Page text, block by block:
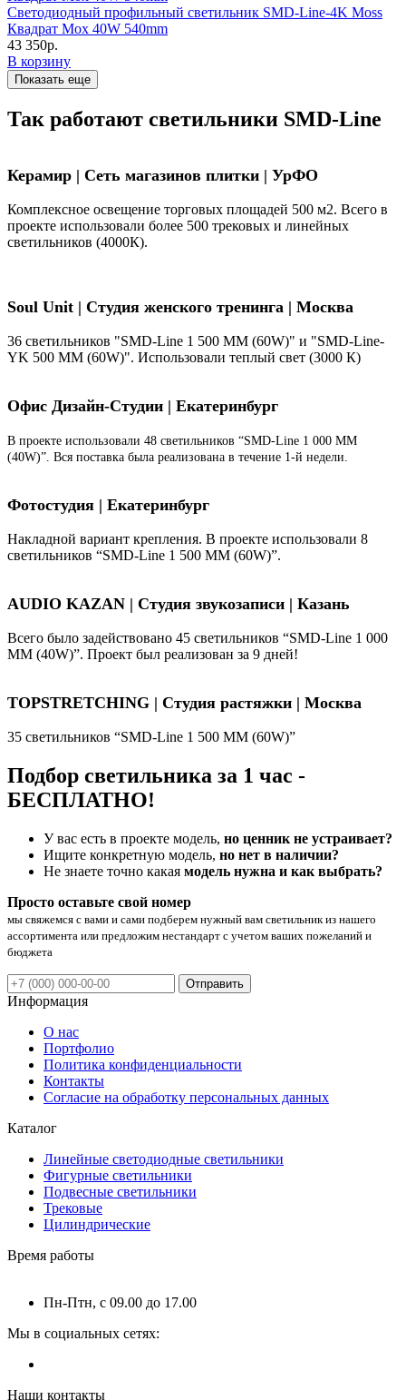
Светодиодный профильный светильник SMD-Line-4K Moss
Квадрат Мох 40W 540mm
43 350р.
В корзину
Показать еще
Так работают светильники SMD-Line
Керамир | Сеть магазинов плитки | УрФО
Комплексное освещение торговых площадей 500 м2. Всего в
проекте использовали более 500 трековых и линейных
светильников (4000К).
Soul Unit | Студия женского тренинга | Москва
36 светильников "SMD-Line 1 500 ММ (60W)" и "SMD-Line-
YK 500 ММ (60W)". Использовали теплый свет (3000 К)
Офис Дизайн-Студии | Екатеринбург
В проекте использовали 48 светильников “SMD-Line 1 000 ММ
(40W)”. Вся поставка была реализована в течение 1-й недели.
Фотостудия | Екатеринбург
Накладной вариант крепления. В проекте использовали 8
светильников “SMD-Line 1 500 ММ (60W)”.
AUDIO KAZAN | Студия звукозаписи | Казань
Всего было задействовано 45 светильников “SMD-Line 1 000
ММ (40W)”. Проект был реализован за 9 дней!
TOPSTRETCHING | Студия растяжки | Москва
35 светильников “SMD-Line 1 500 ММ (60W)”
Подбор светильника за 1 час -
БЕСПЛАТНО!
У вас есть в проекте модель, но ценник не устраивает?
Ищите конкретную модель, но нет в наличии?
Не знаете точно какая модель нужна и как выбрать?
Просто оставьте свой номер
мы свяжемся с вами и сами подберем нужный вам светильник из нашего
ассортимента или предложим нестандарт с учетом ваших пожеланий и
бюджета
Отправить
Информация
О нас
Портфолио
Политика конфиденциальности
Контакты
Согласие на обработку персональных данных
Каталог
Линейные светодиодные светильники
Фигурные светильники
Подвесные светильники
Трековые
Цилиндрические
Время работы
Пн-Птн, с 09.00 до 17.00
Мы в социальных сетях:
Наши контакты